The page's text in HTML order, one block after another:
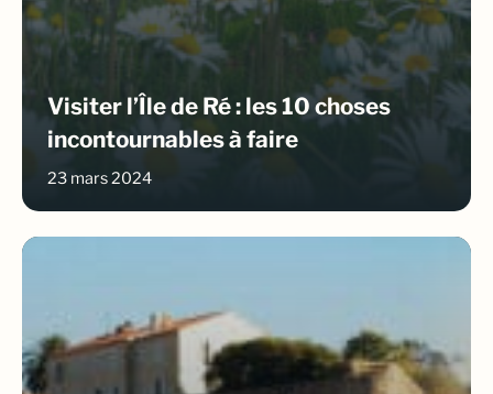
Visiter l’Île de Ré : les 10 choses
incontournables à faire
23 mars 2024